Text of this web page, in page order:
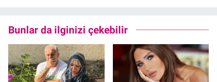
Bunlar da ilginizi çekebilir